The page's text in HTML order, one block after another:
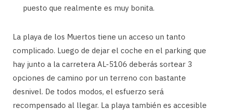
puesto que realmente es muy bonita.
La playa de los Muertos tiene un acceso un tanto
complicado. Luego de dejar el coche en el parking que
hay junto a la carretera AL-5106 deberás sortear 3
opciones de camino por un terreno con bastante
desnivel. De todos modos, el esfuerzo será
recompensado al llegar. La playa también es accesible